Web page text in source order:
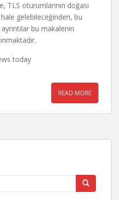
TLS oturumlarının doğası
gelebileceğinden, bu
bu makalenin
today
READ MORE